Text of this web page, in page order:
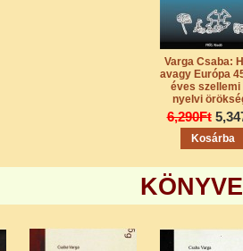
Varga Csaba:
avagy Európa
éves szellemi
nyelvi
6,290Ft
Kosárba